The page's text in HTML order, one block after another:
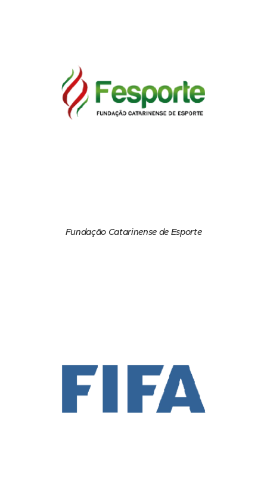
Fundação Catarinense de Esporte